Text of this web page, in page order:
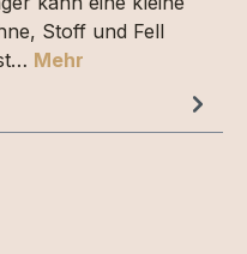
Stoff und Fell
Mehr